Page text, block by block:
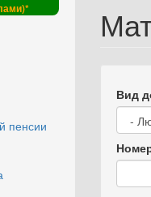
пенсии
Вид